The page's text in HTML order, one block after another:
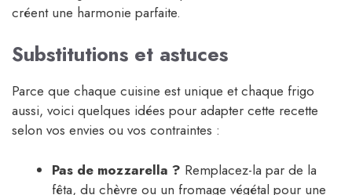
créent une harmonie parfaite.
Substitutions et astuces
Parce que chaque cuisine est unique et chaque frigo
aussi, voici quelques idées pour adapter cette recette
selon vos envies ou vos contraintes :
Pas de mozzarella ? Remplacez-la par de la
fêta, du chèvre ou un fromage végétal pour une